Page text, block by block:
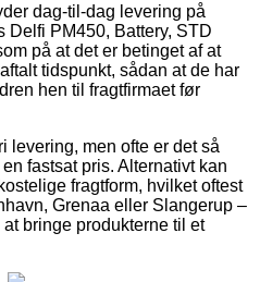
dag-til-dag levering på
Delfi PM450, Battery, STD
på at det er betinget af at
tidspunkt, sådan at de har
hen til fragtfirmaet før
levering, men ofte er det så
fastsat pris. Alternativt kan
fragtform, hvilket oftest
Grenaa eller Slangerup –
bringe produkterne til et